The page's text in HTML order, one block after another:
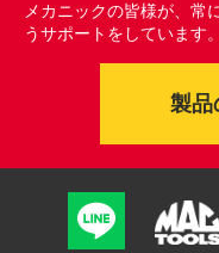
メカニックの皆様が、常
うサポートをしています。
製品